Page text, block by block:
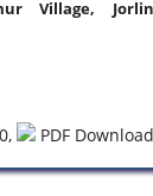
Village,
PDF